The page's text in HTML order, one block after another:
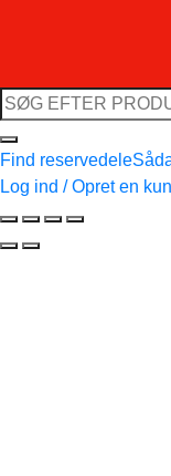
Søg
efter:
Find reservedele
Log ind / Opret en